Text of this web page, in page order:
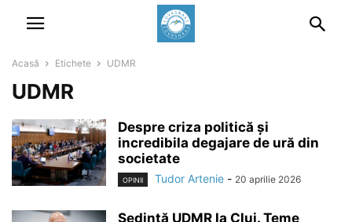
Acasă Etichete UDMR
UDMR
Despre criza politică și
incredibila degajare de ură din
societate
OPINII Tudor Artenie - 20 aprilie 2026
Ședință UDMR la Cluj. Teme